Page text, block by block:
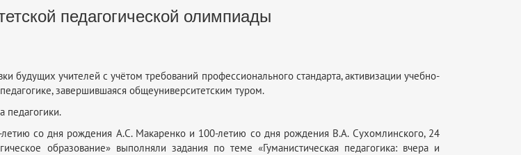
педагогической олимпиады
будущих учителей с учётом требований профессионального стандарта, активизации учебно-
завершившаяся общеуниверситетским туром.
педагогики.
летию со дня рождения А.С. Макаренко и 100-летию со дня рождения В.А. Сухомлинского, 24
образование» выполняли задания по теме «Гуманистическая педагогика: вчера и